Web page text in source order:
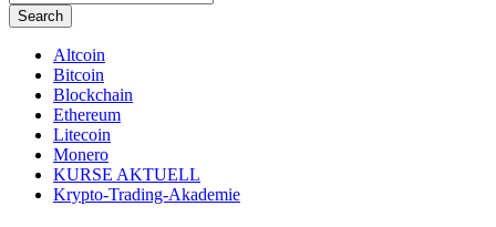
Search
Altcoin
Bitcoin
Blockchain
Ethereum
Litecoin
Monero
KURSE AKTUELL
Krypto-Trading-Akademie